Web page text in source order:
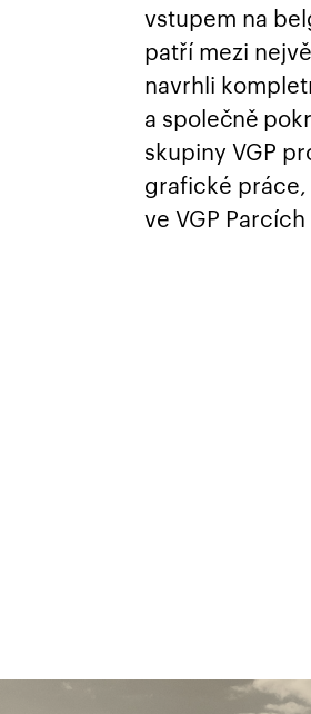
vstupem na
patří mezi
navrhli
a společně
skupiny VGP
grafické
ve VGP